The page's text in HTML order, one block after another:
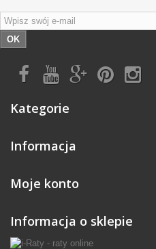
OK
Kategorie
Informacja
Moje konto
Informacja o sklepie